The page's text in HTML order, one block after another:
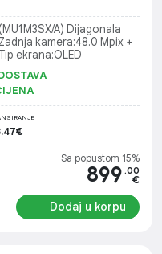
A) Dijagonala
kamera:48.0 Mpix +
ekrana:OLED
Sa popustom 15%
899 .00
€
Dodaj u korpu